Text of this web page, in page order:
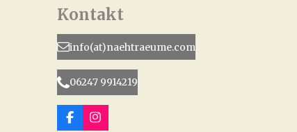
Kontakt
info(at)naehtraeume.com
06247 9914219
F
I